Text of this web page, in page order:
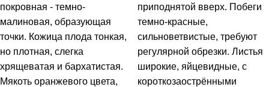
покровная - темно-
малиновая, образующая
точки. Кожица плода тонкая,
но плотная, слегка
хрящеватая и бархатистая.
Мякоть оранжевого цвета,
приподнятой вверх. Побеги
темно-красные,
сильноветвистые, требуют
регулярной обрезки. Листья
широкие, яйцевидные, с
короткозаострёнными